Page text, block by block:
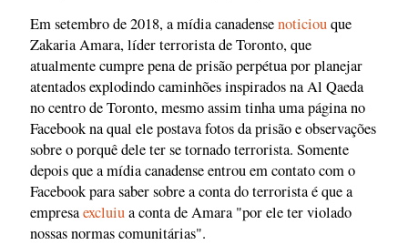
Em setembro de 2018, a mídia canadensenoticiouque
Zakaria Amara, líder terrorista de Toronto, que
atualmente cumpre pena de prisão perpétua por planejar
atentados explodindo caminhões inspirados na Al Qaeda
no centro de Toronto, mesmo assim tinha uma página no
Facebook na qual ele postava fotos da prisão e observações
sobre o porquê dele ter se tornado terrorista. Somente
depois que a mídia canadense entrou em contato com o
Facebook para saber sobre a conta do terrorista é que a
empresaexcluiua conta de Amara "por ele ter violado
nossas normas comunitárias".